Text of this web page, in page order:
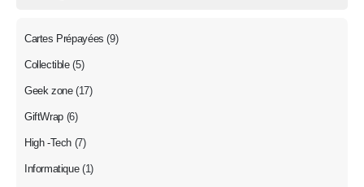
Cartes Prépayées (9)
Collectible (5)
Geek zone (17)
GiftWrap (6)
High -Tech (7)
Informatique (1)